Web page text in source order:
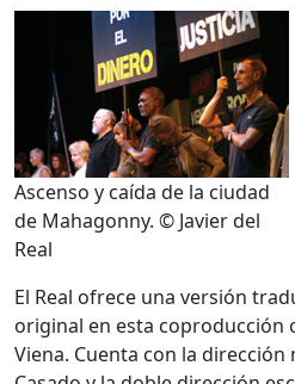
Ascenso y caída de la ciudad
de Mahagonny. © Javier del
Real
El Real ofrece una versión
original en esta coproducción
Viena. Cuenta con la dirección